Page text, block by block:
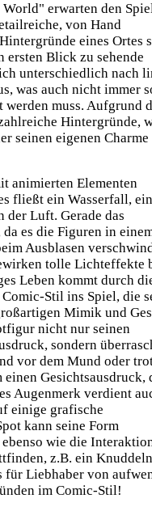
erwarten den
von Hand
eines Ortes
ersten Blick zu sehende
unterschiedlich nach
was auch nicht immer
werden muss. Aufgrund
Hintergründe,
seinen eigenen Charme
animierten Elementen
fließt ein Wasserfall, ein
der Luft. Gerade das
es die Figuren in
Ausblasen
tolle Lichteffekte
Leben kommt durch
Stil ins Spiel, die
Mimik und
nicht nur seinen
sondern
vor dem Mund oder
Gesichtsausdruck,
Augenmerk verdient
einige grafische
kann seine Form
wie die
z.B. ein
für Liebhaber von
im Comic-Stil!